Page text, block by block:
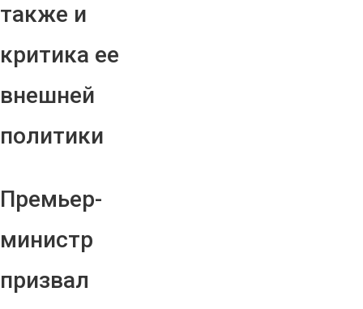
также и
критика ее
внешней
политики
Премьер-
министр
призвал